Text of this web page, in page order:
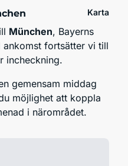
Karta
München, Bayerns
fortsätter vi till
incheckning.
gemensam middag
möjlighet att koppla
i närområdet.